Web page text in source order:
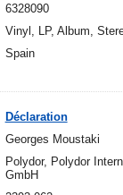
6328090
Vinyl, LP, Album,
Spain
Déclaration
Georges Moustaki
Polydor, Polydor
GmbH